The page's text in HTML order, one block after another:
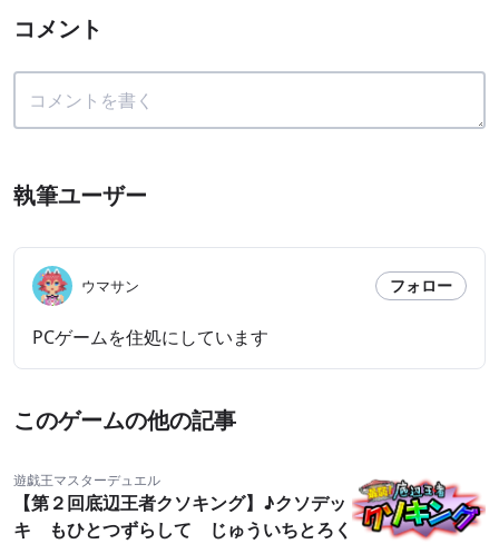
コメント
執筆ユーザー
ウマサン フォロー
PCゲームを住処にしています
このゲームの他の記事
遊戯王マスターデュエル
【第２回底辺王者クソキング】♪クソデッ
キ もひとつずらして じゅういちとろく